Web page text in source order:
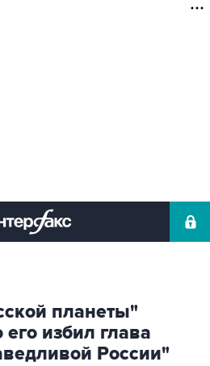
планеты"
его избил глава
России"